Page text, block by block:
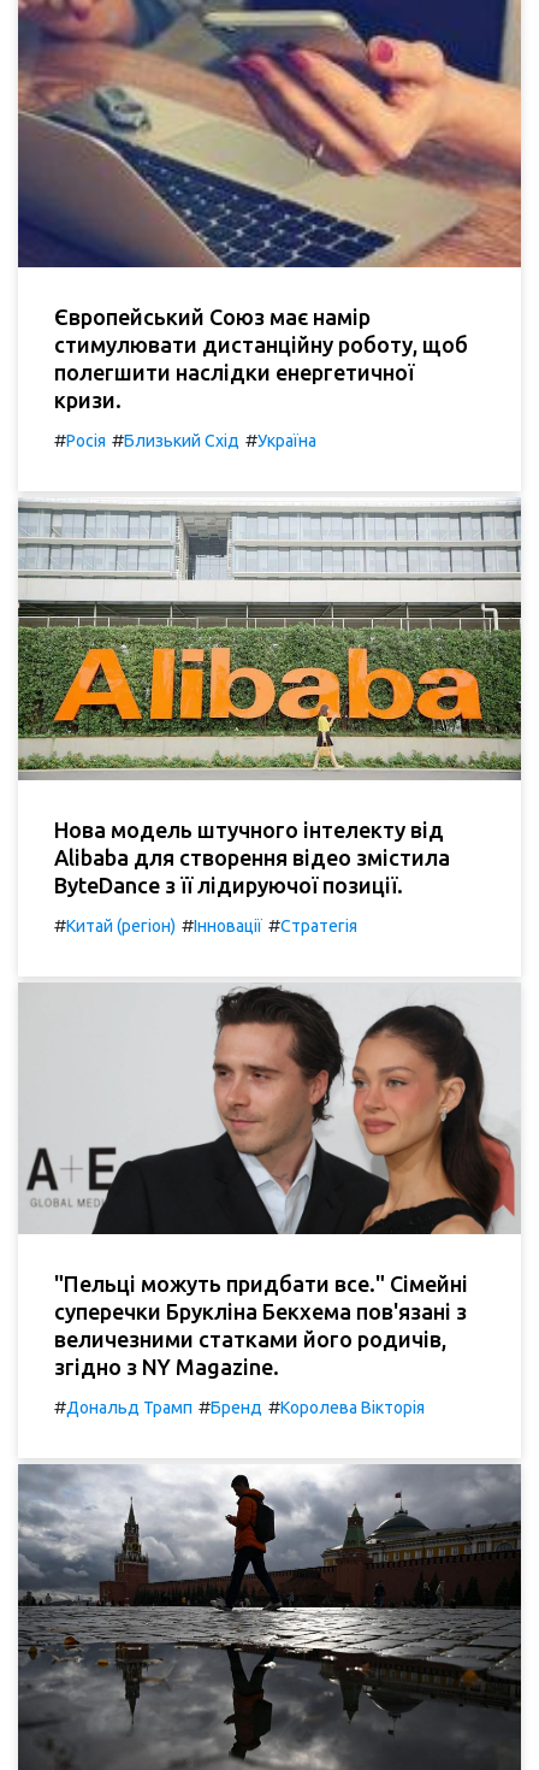
Європейський Союз має намір
стимулювати дистанційну роботу, щоб
полегшити наслідки енергетичної
кризи.
#Росія #Близький Схід #Україна
Нова модель штучного інтелекту від
Alibaba для створення відео змістила
ByteDance з її лідируючої позиції.
#Китай (регіон) #Інновації #Стратегія
"Пельці можуть придбати все." Сімейні
суперечки Брукліна Бекхема пов'язані з
величезними статками його родичів,
згідно з NY Magazine.
#Дональд Трамп #Бренд #Королева Вікторія